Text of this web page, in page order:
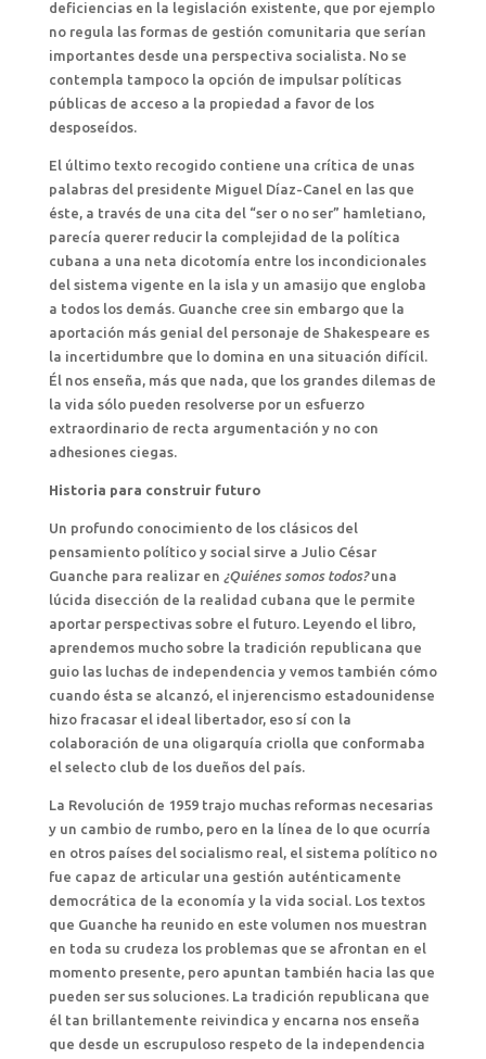
deficiencias en la legislación existente, que por ejemplo
no regula las formas de gestión comunitaria que serían
importantes desde una perspectiva socialista. No se
contempla tampoco la opción de impulsar políticas
públicas de acceso a la propiedad a favor de los
desposeídos.
El último texto recogido contiene una crítica de unas
palabras del presidente Miguel Díaz-Canel en las que
éste, a través de una cita del “ser o no ser” hamletiano,
parecía querer reducir la complejidad de la política
cubana a una neta dicotomía entre los incondicionales
del sistema vigente en la isla y un amasijo que engloba
a todos los demás. Guanche cree sin embargo que la
aportación más genial del personaje de Shakespeare es
la incertidumbre que lo domina en una situación difícil.
Él nos enseña, más que nada, que los grandes dilemas de
la vida sólo pueden resolverse por un esfuerzo
extraordinario de recta argumentación y no con
adhesiones ciegas.
Historia para construir futuro
Un profundo conocimiento de los clásicos del
pensamiento político y social sirve a Julio César
Guanche para realizar en ¿Quiénes somos todos?una
lúcida disección de la realidad cubana que le permite
aportar perspectivas sobre el futuro. Leyendo el libro,
aprendemos mucho sobre la tradición republicana que
guio las luchas de independencia y vemos también cómo
cuando ésta se alcanzó, el injerencismo estadounidense
hizo fracasar el ideal libertador, eso sí con la
colaboración de una oligarquía criolla que conformaba
el selecto club de los dueños del país.
La Revolución de 1959 trajo muchas reformas necesarias
y un cambio de rumbo, pero en la línea de lo que ocurría
en otros países del socialismo real, el sistema político no
fue capaz de articular una gestión auténticamente
democrática de la economía y la vida social. Los textos
que Guanche ha reunido en este volumen nos muestran
en toda su crudeza los problemas que se afrontan en el
momento presente, pero apuntan también hacia las que
pueden ser sus soluciones. La tradición republicana que
él tan brillantemente reivindica y encarna nos enseña
que desde un escrupuloso respeto de la independencia